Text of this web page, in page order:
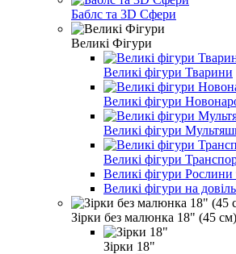
Баблс та 3D Сфери
Великі Фігури
Великі фігури Тварини
Великі фігури
Великі фігури
Великі фігури
Великі фігури Рослини
Великі фігури на
Зірки без малюнка 18" (45 см)
Зірки 18"